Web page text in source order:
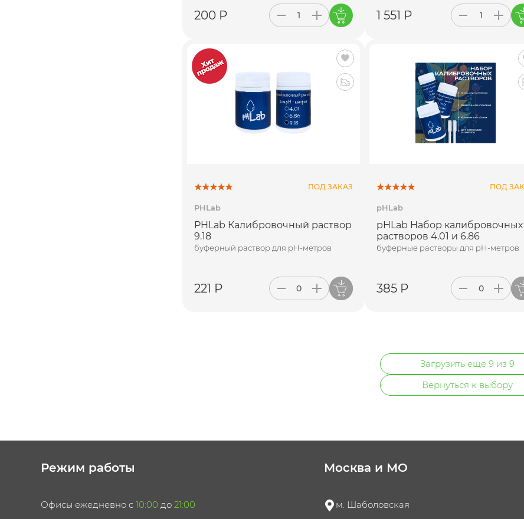
200 Р 1 551 Р
ПОД ЗАКАЗ
PHLab
PHLab Калибровочный раствор
9.18
буферный раствор для pH-метров
221 Р
ПОД
pHLab
pHLab Набор калибровочных
растворов 4.01 и 6.86
буферные растворы для pH-метров
385 Р
Загрузить еще 9 из 9
Вернуться к выбору
Режим работы
Офисы ежедневно с 10:00 до 21:00
Москва и МО
м. Шаболовская